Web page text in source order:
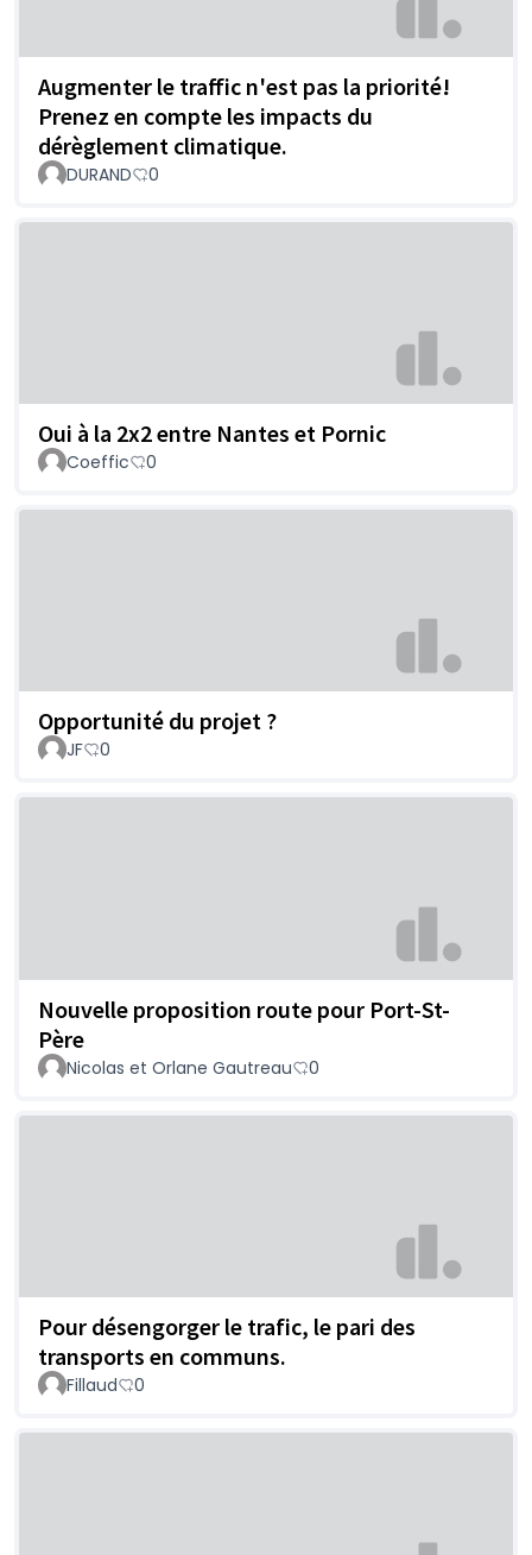
Augmenter le traffic n'est pas la priorité!
Prenez en compte les impacts du
dérèglement climatique.
DURAND 0
Oui à la 2x2 entre Nantes et Pornic
Coeffic 0
Opportunité du projet ?
JF 0
Nouvelle proposition route pour Port-St-
Père
Nicolas et Orlane Gautreau 0
Pour désengorger le trafic, le pari des
transports en communs.
Fillaud 0